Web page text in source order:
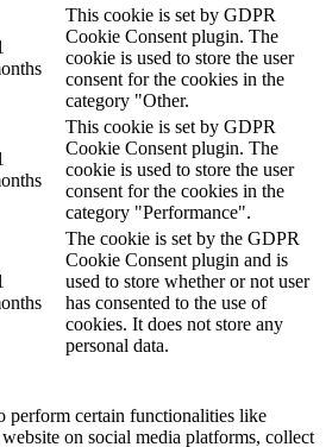
This cookie is set by GDPR
Cookie Consent plugin. The
cookie is used to store the user
consent for the cookies in the
category "Other.
This cookie is set by GDPR
Cookie Consent plugin. The
cookie is used to store the user
consent for the cookies in the
category "Performance".
The cookie is set by the GDPR
Cookie Consent plugin and is
used to store whether or not user
has consented to the use of
cookies. It does not store any
personal data.
perform certain functionalities like
on social media platforms, collect